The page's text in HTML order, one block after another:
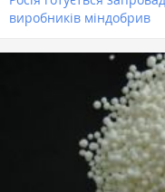
виробників міндобрив